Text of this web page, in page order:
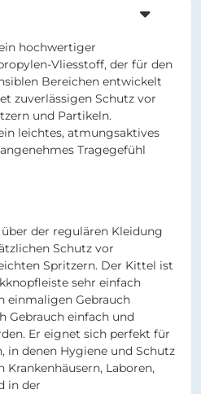
hochwertiger
Vliesstoff, der für den
Bereichen entwickelt
zuverlässigen Schutz vor
und Partikeln.
leichtes, atmungsaktives
Tragegefühl
der regulären Kleidung
Schutz vor
Spritzern. Der Kittel ist
sehr einfach
einmaligen Gebrauch
Gebrauch einfach und
Er eignet sich perfekt für
in denen Hygiene und Schutz
Krankenhäusern, Laboren,
in der